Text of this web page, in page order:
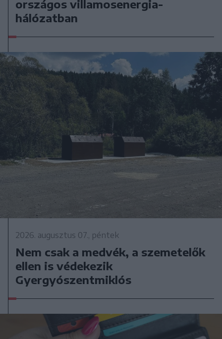
országos villamosenergia-
hálózatban
2026. augusztus 07., péntek
Nem csak a medvék, a szemetelők
ellen is védekezik
Gyergyószentmiklós